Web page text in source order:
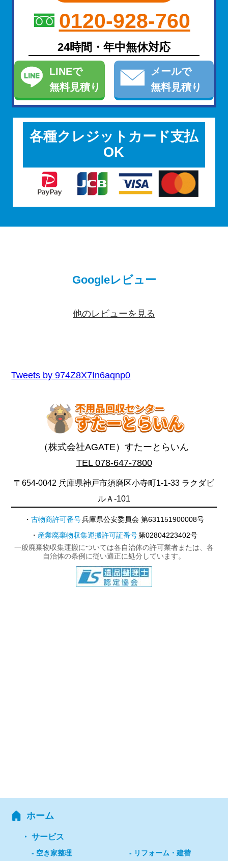
0120-928-760
24時間・年中無休対応
LINEで
無料見積り
メールで
無料見積り
各種クレジットカード支払
OK
Googleレビュー
他のレビューを見る
Tweets by 974Z8X7In6aqnp0
（株式会社AGATE）すたーとらいん
TEL 078-647-7800
〒654-0042 兵庫県神戸市須磨区小寺町1-1-33 ラクダビ
ルＡ-101
古物商許可番号兵庫県公安委員会 第631151900008号
産業廃棄物収集運搬許可証番号第02804223402号
一般廃棄物収集運搬については各自治体の許可業者または、各
自治体の条例に従い適正に処分しています。
ホーム
サービス
空き家整理 リフォーム・建替